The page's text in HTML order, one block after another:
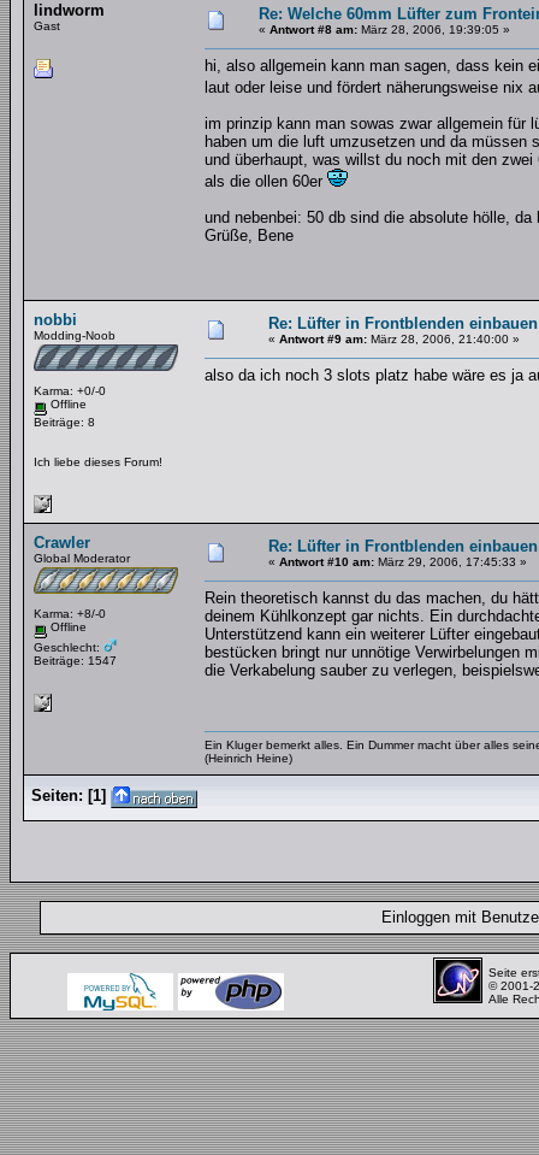
lindworm
Gast
Re: Welche 60mm Lüfter zum
« Antwort #8 am: März 28, 2006, 19:39:05 »
hi, also allgemein kann man sagen, dass kein
laut oder leise und fördert näherungsweise
im prinzip kann man sowas zwar allgemein für
haben um die luft umzusetzen und da müssen
und überhaupt, was willst du noch mit den
als die ollen 60er
und nebenbei: 50 db sind die absolute hölle,
Grüße, Bene
nobbi
Modding-Noob
Karma: +0/-0
Offline
Beiträge: 8
Ich liebe dieses Forum!
Re: Lüfter in Frontblenden einbauen
« Antwort #9 am: März 28, 2006, 21:40:00 »
also da ich noch 3 slots platz habe wäre es ja
Crawler
Global Moderator
Karma: +8/-0
Offline
Geschlecht:
Beiträge: 1547
Re: Lüfter in Frontblenden einbauen
« Antwort #10 am: März 29, 2006, 17:45:33 »
Rein theoretisch kannst du das machen, du
deinem Kühlkonzept gar nichts. Ein
Unterstützend kann ein weiterer Lüfter
bestücken bringt nur unnötige Verwirbelungen
die Verkabelung sauber zu verlegen,
Ein Kluger bemerkt alles. Ein Dummer macht über alles
(Heinrich Heine)
Seiten: [1]
Einloggen mit
Seite
© 2001-
Alle